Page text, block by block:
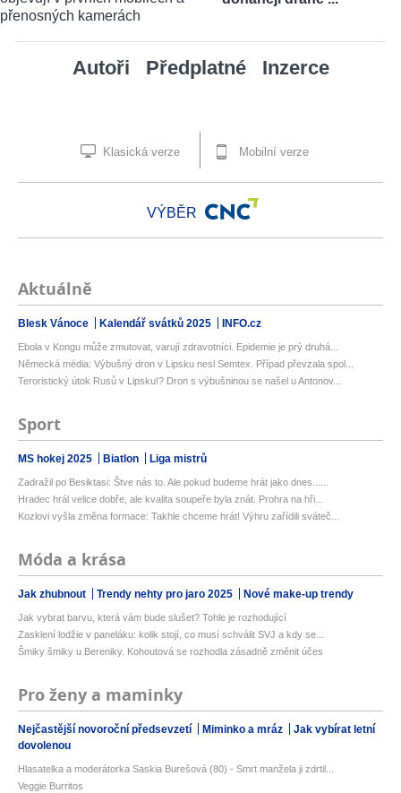
Autoři Předplatné Inzerce
Klasická verze Mobilní verze
VÝBĚR
Aktuálně
Blesk Vánoce Kalendář svátků 2025 INFO.cz
Ebola v Kongu může zmutovat, varují zdravotníci. Epidemie je prý druhá...
Německá média: Výbušný dron v Lipsku nesl Semtex. Případ převzala spol...
Teroristický útok Rusů v Lipsku!? Dron s výbušninou se našel u Antonov...
Sport
MS hokej 2025 Biatlon Liga mistrů
Zadražil po Besiktasi: Štve nás to. Ale pokud budeme hrát jako dnes......
Hradec hrál velice dobře, ale kvalita soupeře byla znát. Prohra na hři...
Kozlovi vyšla změna formace: Takhle chceme hrát! Výhru zařídili sváteč...
Móda a krása
Jak zhubnout Trendy nehty pro jaro 2025 Nové make-up trendy
Jak vybrat barvu, která vám bude slušet? Tohle je rozhodující
Zasklení lodžie v paneláku: kolik stojí, co musí schválit SVJ a kdy se...
Šmiky šmiky u Bereniky. Kohoutová se rozhodla zásadně změnit účes
Pro ženy a maminky
Nejčastější novoroční předsevzetí Miminko a mráz
Jak vybírat letní
dovolenou
Hlasatelka a moderátorka Saskia Burešová (80) - Smrt manžela ji zdrtil...
Veggie Burritos